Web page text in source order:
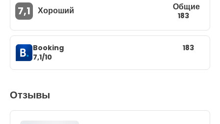
7,1 Хороший Общие
183
Booking
7,1/10
183
Отзывы